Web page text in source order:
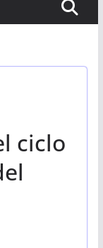
ciclo